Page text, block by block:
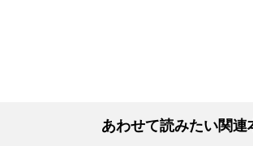
あわせて読みたい関連